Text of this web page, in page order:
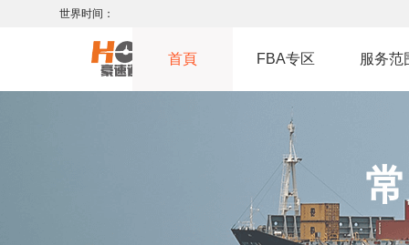
世界时间：
首頁 FBA专区 服务范